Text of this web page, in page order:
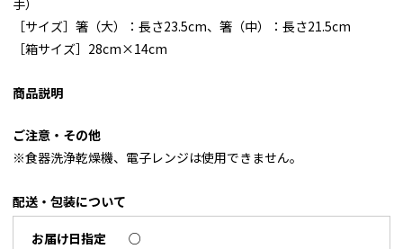
手）
［サイズ］箸（大）：長さ23.5cm、箸（中）：長さ21.5cm
［箱サイズ］28cm×14cm
商品説明
ご注意・その他
※食器洗浄乾燥機、電子レンジは使用できません。
配送・包装について
お届け日指定
○